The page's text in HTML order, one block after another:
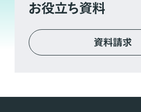
お役立ち資料
資料請求